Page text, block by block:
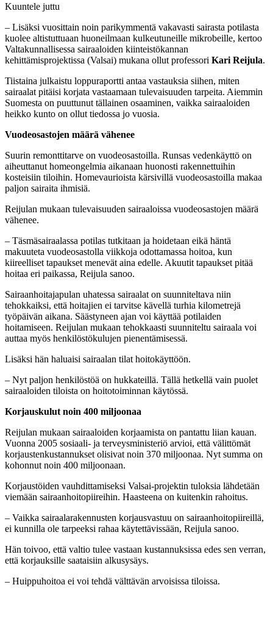
Kuuntele juttu
– Lisäksi vuosittain noin parikymmentä vakavasti sairasta potilasta
kuolee altistuttuaan huoneilmaan kulkeutuneille mikrobeille, kertoo
Valtakunnallisessa sairaaloiden kiinteistökannan
kehittämisprojektissa (Valsai) mukana ollut professori Kari Reijula.
Tiistaina julkaistu loppuraportti antaa vastauksia siihen, miten
sairaalat pitäisi korjata vastaamaan tulevaisuuden tarpeita. Aiemmin
Suomesta on puuttunut tällainen osaaminen, vaikka sairaaloiden
heikko kunto on ollut tiedossa jo vuosia.
Vuodeosastojen määrä vähenee
Suurin remonttitarve on vuodeosastoilla. Runsas vedenkäyttö on
aiheuttanut homeongelmia aikanaan huonosti rakennettuihin
kosteisiin tiloihin. Homevaurioista kärsivillä vuodeosastoilla makaa
paljon sairaita ihmisiä.
Reijulan mukaan tulevaisuuden sairaaloissa vuodeosastojen määrä
vähenee.
– Täsmäsairaalassa potilas tutkitaan ja hoidetaan eikä häntä
makuuteta vuodeosastolla viikkoja odottamassa hoitoa, kun
kiireelliset tapaukset menevät aina edelle. Akuutit tapaukset pitää
hoitaa eri paikassa, Reijula sanoo.
Sairaanhoitajapulan uhatessa sairaalat on suunniteltava niin
tehokkaiksi, että hoitajien ei tarvitse kävellä turhia kilometrejä
työpäivän aikana. Säästyneen ajan voi käyttää potilaiden
hoitamiseen. Reijulan mukaan tehokkaasti suunniteltu sairaala voi
auttaa myös henkilöstökulujen pienentämisessä.
Lisäksi hän haluaisi sairaalan tilat hoitokäyttöön.
– Nyt paljon henkilöstöä on hukkateillä. Tällä hetkellä vain puolet
sairaaloiden tiloista on hoitotoiminnan käytössä.
Korjauskulut noin 400 miljoonaa
Reijulan mukaan sairaaloiden korjaamista on pantattu liian kauan.
Vuonna 2005 sosiaali- ja terveysministeriö arvioi, että välittömät
korjaustenkustannukset olisivat noin 370 miljoonaa. Nyt summa on
kohonnut noin 400 miljoonaan.
Korjaustöiden vauhdittamiseksi Valsai-projektin tuloksia lähdetään
viemään sairaanhoitopiireihin. Haasteena on kuitenkin rahoitus.
– Vaikka sairaalarakennusten korjausvastuu on sairaanhoitopiireillä,
ei kunnilla ole tarpeeksi rahaa käytettävissään, Reijula sanoo.
Hän toivoo, että valtio tulee vastaan kustannuksissa edes sen verran,
että korjauksille saataisiin alkusysäys.
– Huippuhoitoa ei voi tehdä välttävän arvoisissa tiloissa.